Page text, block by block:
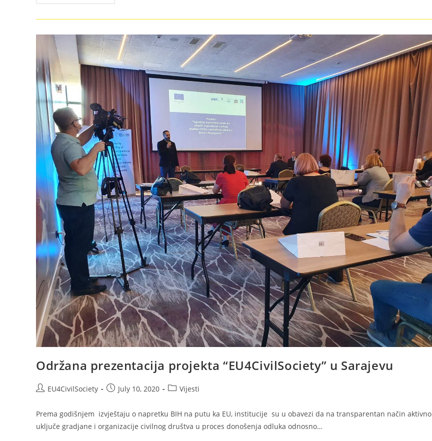
Održana prezentacija projekta “EU4CivilSociety” u Sarajevu
EU4CivilSociety July 10, 2020 Vijesti
Prema godišnjem izvještaju o napretku BIH na putu ka EU, institucije su u obavezi da na transparentan način aktivno
uključe gradjane i organizacije civilnog društva u proces donošenja odluka odnosno…